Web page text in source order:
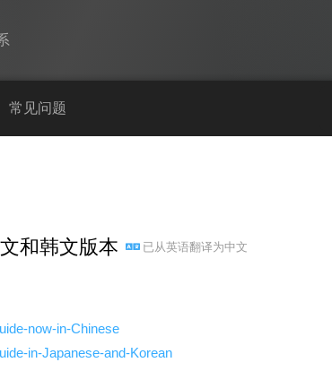
Spine
教学
马上试用
采购
常见问题
和韩文版本 已从英语翻译为中文
now-in-Chinese
in-Japanese-and-Korean